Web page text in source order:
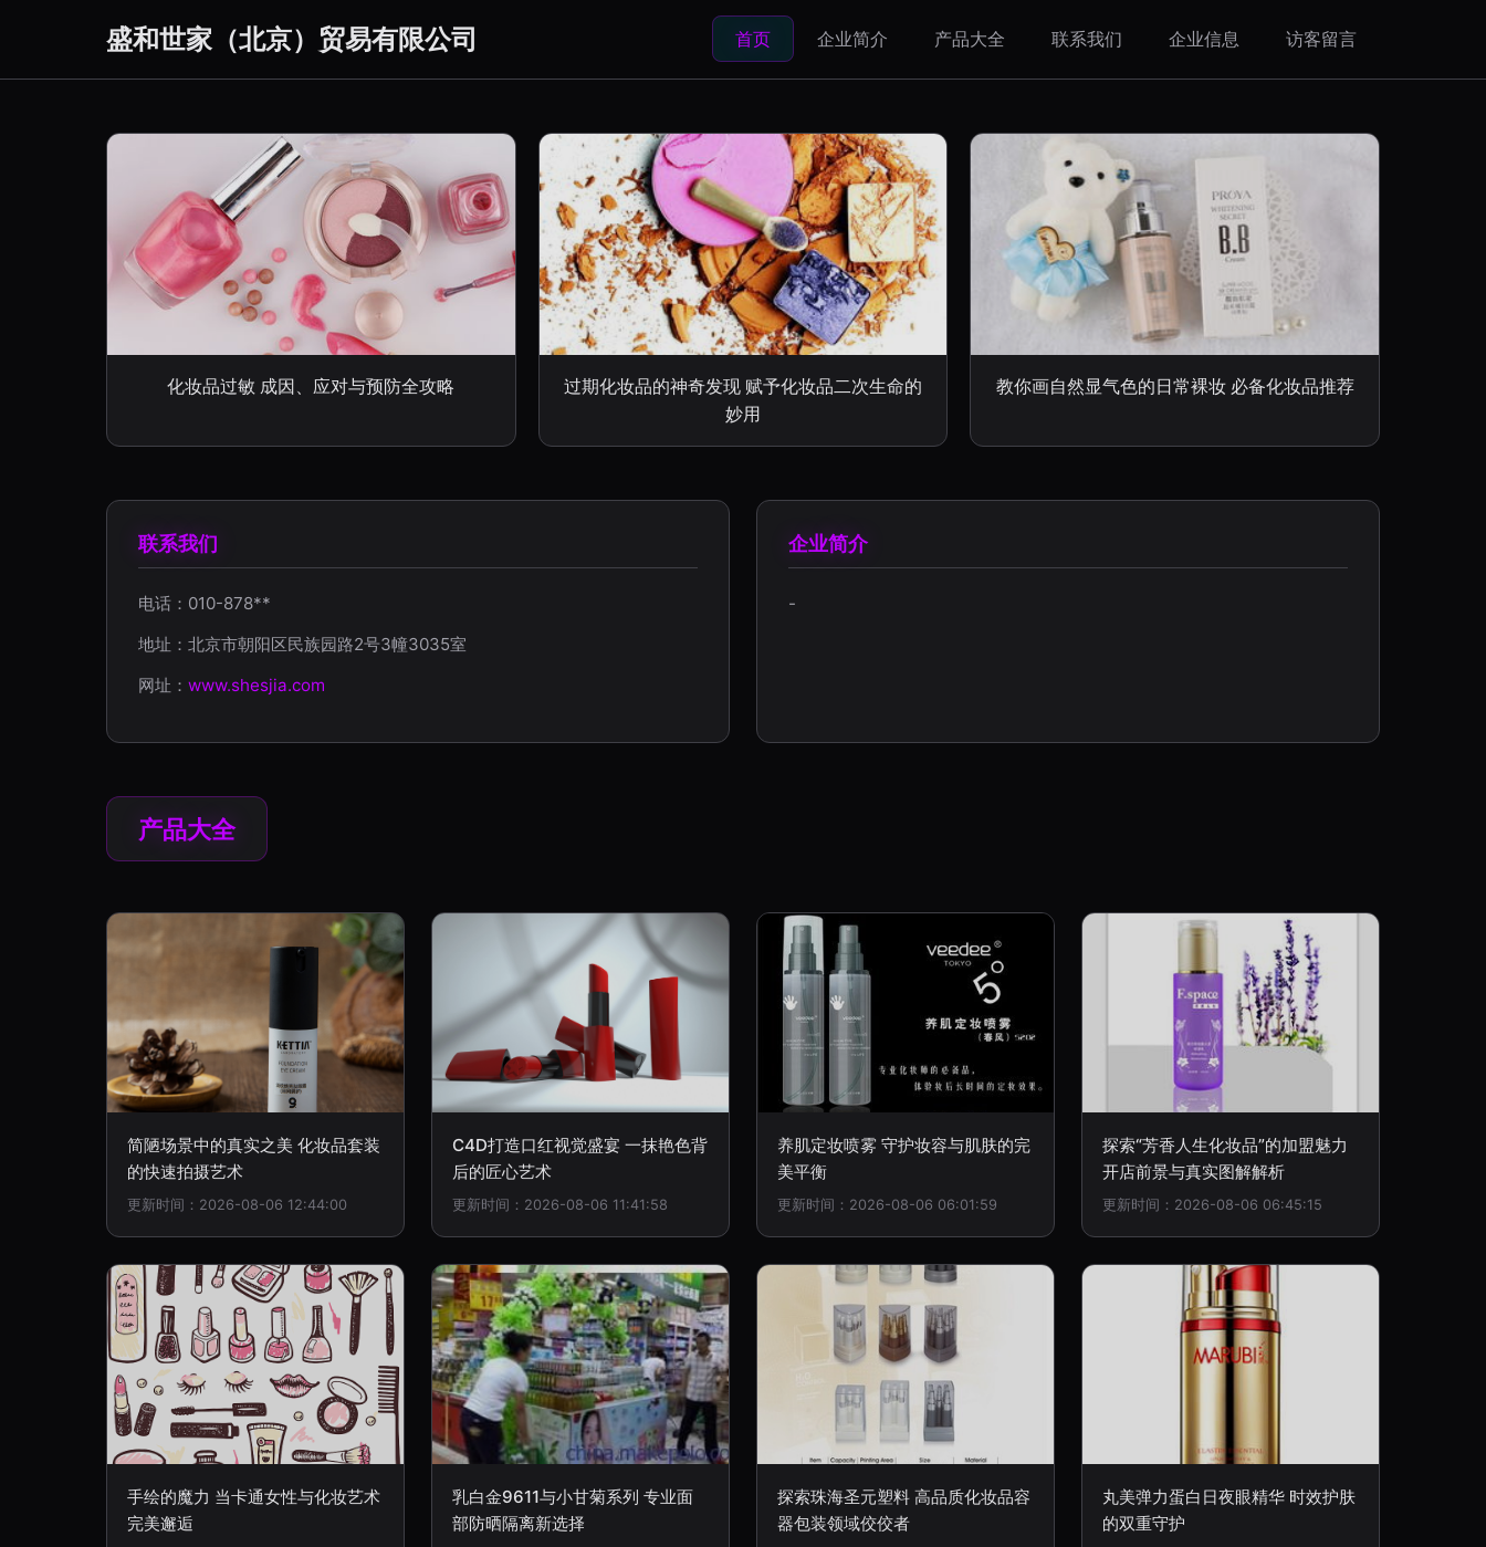
盛和世家（北京）贸易有限公司 首页 企业简介 产品大全 联系我们 企业信息 访客留言
化妆品过敏 成因、应对与预防全攻略
过期化妆品的神奇发现 赋予化妆品二次生命的
妙用
教你画自然显气色的日常裸妆 必备化妆品推荐
联系我们
电话：010-878**
地址：北京市朝阳区民族园路2号3幢3035室
网址： www.shesjia.com
企业简介
-
产品大全
简陋场景中的真实之美 化妆品套装
的快速拍摄艺术
更新时间：2026-08-06 12:44:00
C4D打造口红视觉盛宴 一抹艳色背
后的匠心艺术
更新时间：2026-08-06 11:41:58
养肌定妆喷雾 守护妆容与肌肤的完
美平衡
更新时间：2026-08-06 06:01:59
探索“芳香人生化妆品”的加盟魅力
开店前景与真实图解解析
更新时间：2026-08-06 06:45:15
手绘的魔力 当卡通女性与化妆艺术
完美邂逅
乳白金9611与小甘菊系列 专业面
部防晒隔离新选择
探索珠海圣元塑料 高品质化妆品容
器包装领域佼佼者
丸美弹力蛋白日夜眼精华 时效护肤
的双重守护